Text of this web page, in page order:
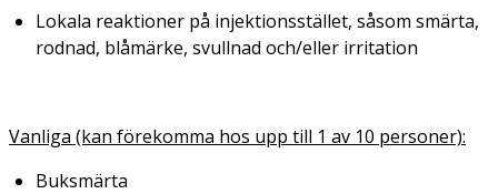
Lokala reaktioner på injektionsstället, såsom smärta,
rodnad, blåmärke, svullnad och/eller irritation
Vanliga (kan förekomma hos upp till 1 av 10 personer):
Buksmärta